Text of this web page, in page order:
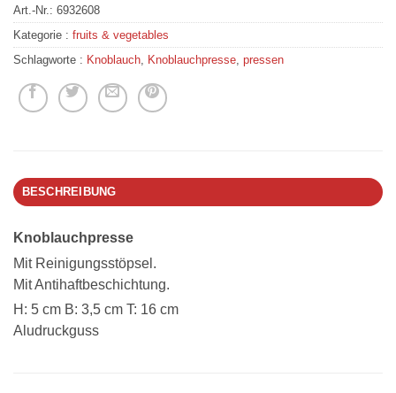
Art.-Nr.: 6932608
Kategorie : fruits & vegetables
Schlagworte : Knoblauch Knoblauchpresse pressen
BESCHREIBUNG
Knoblauchpresse
Mit Reinigungsstöpsel.
Mit Antihaftbeschichtung.
H: 5 cm B: 3,5 cm T: 16 cm
Aludruckguss